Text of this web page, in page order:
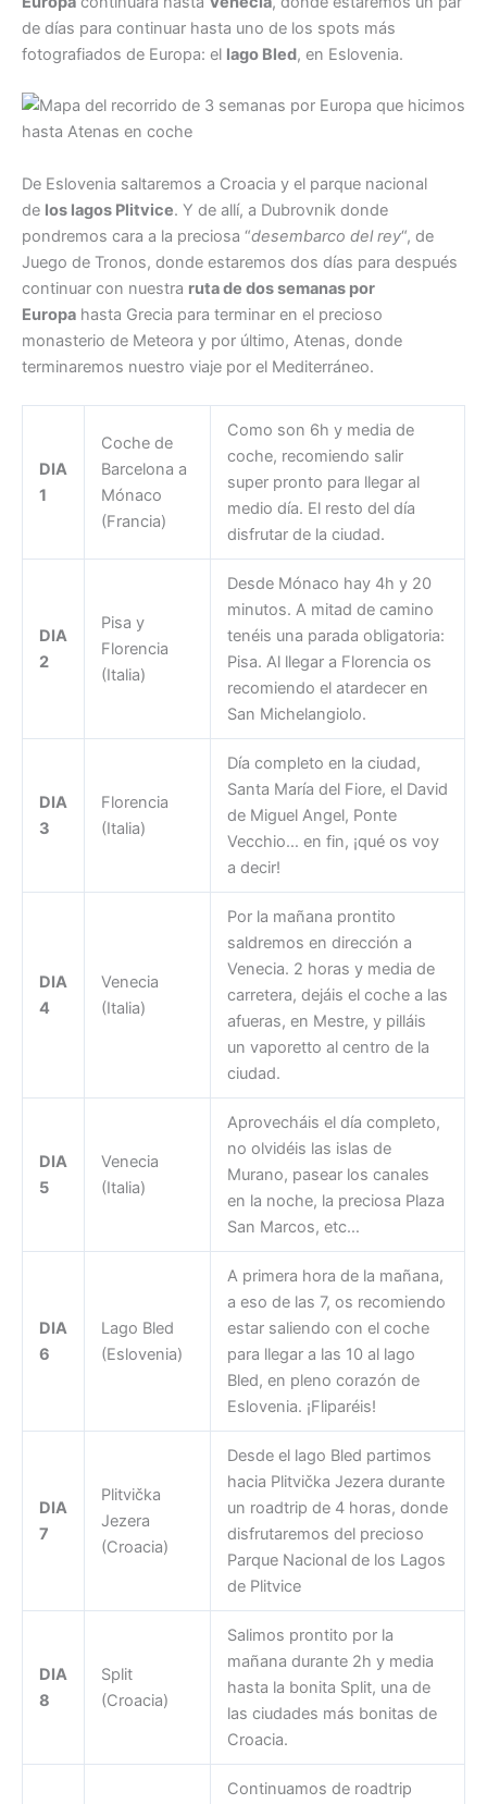
de días para continuar hasta uno de los spots más
fotografiados de Europa: el lago Bled, en Eslovenia.
De Eslovenia saltaremos a Croacia y el parque nacional
de los lagos Plitvice. Y de allí, a Dubrovnik donde
pondremos cara a la preciosa “desembarco del rey“, de
Juego de Tronos, donde estaremos dos días para después
continuar con nuestra ruta de dos semanas por
Europa hasta Grecia para terminar en el precioso
monasterio de Meteora y por último, Atenas, donde
terminaremos nuestro viaje por el Mediterráneo.
DIA
1
Coche de
Barcelona a
Mónaco
(Francia)
Como son 6h y media de
coche, recomiendo salir
super pronto para llegar al
medio día. El resto del día
disfrutar de la ciudad.
DIA
2
Pisa y
Florencia
(Italia)
Desde Mónaco hay 4h y 20
minutos. A mitad de camino
tenéis una parada obligatoria:
Pisa. Al llegar a Florencia os
recomiendo el atardecer en
San Michelangiolo.
DIA
3
Florencia
(Italia)
Día completo en la ciudad,
Santa María del Fiore, el David
de Miguel Angel, Ponte
Vecchio… en fin, ¡qué os voy
a decir!
DIA
4
Venecia
(Italia)
Por la mañana prontito
saldremos en dirección a
Venecia. 2 horas y media de
carretera, dejáis el coche a las
afueras, en Mestre, y pilláis
un vaporetto al centro de la
ciudad.
DIA
5
Venecia
(Italia)
Aprovecháis el día completo,
no olvidéis las islas de
Murano, pasear los canales
en la noche, la preciosa Plaza
San Marcos, etc…
DIA
6
Lago Bled
(Eslovenia)
A primera hora de la mañana,
a eso de las 7, os recomiendo
estar saliendo con el coche
para llegar a las 10 al lago
Bled, en pleno corazón de
Eslovenia. ¡Fliparéis!
DIA
7
Plitvička
Jezera
(Croacia)
Desde el lago Bled partimos
hacia Plitvička Jezera durante
un roadtrip de 4 horas, donde
disfrutaremos del precioso
Parque Nacional de los Lagos
de Plitvice
DIA
8
Split
(Croacia)
Salimos prontito por la
mañana durante 2h y media
hasta la bonita Split, una de
las ciudades más bonitas de
Croacia.
Continuamos de roadtrip